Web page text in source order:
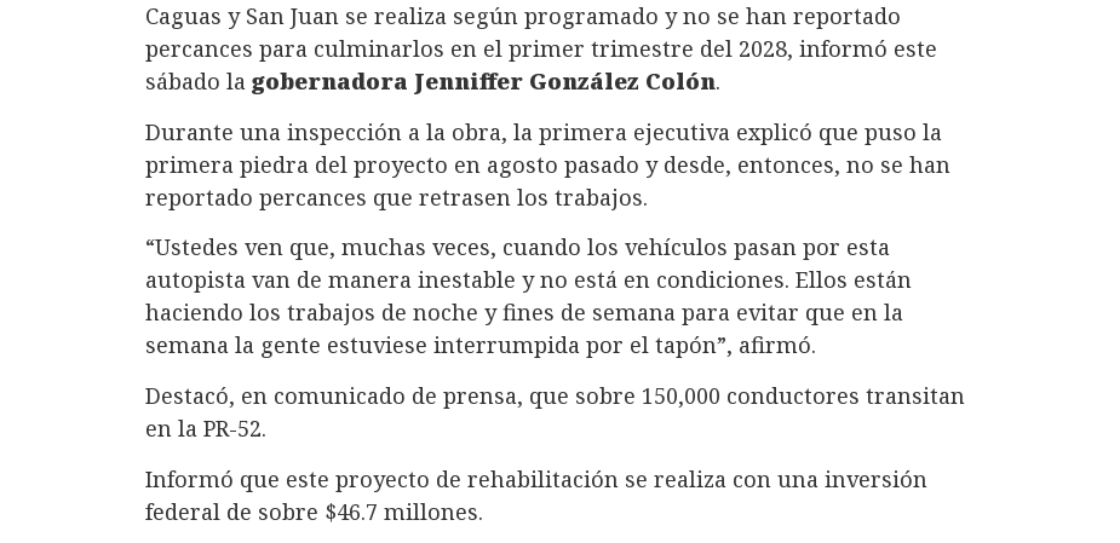
Caguas y San Juan se realiza según programado y no se han reportado
percances para culminarlos en el primer trimestre del 2028, informó este
sábado la gobernadora Jenniffer González Colón.
Durante una inspección a la obra, la primera ejecutiva explicó que puso la
primera piedra del proyecto en agosto pasado y desde, entonces, no se han
reportado percances que retrasen los trabajos.
“Ustedes ven que, muchas veces, cuando los vehículos pasan por esta
autopista van de manera inestable y no está en condiciones. Ellos están
haciendo los trabajos de noche y fines de semana para evitar que en la
semana la gente estuviese interrumpida por el tapón”, afirmó.
Destacó, en comunicado de prensa, que sobre 150,000 conductores transitan
en la PR-52.
Informó que este proyecto de rehabilitación se realiza con una inversión
federal de sobre $46.7 millones.